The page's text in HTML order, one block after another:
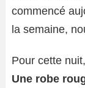
commencé
la semaine,
Pour cette
Une robe